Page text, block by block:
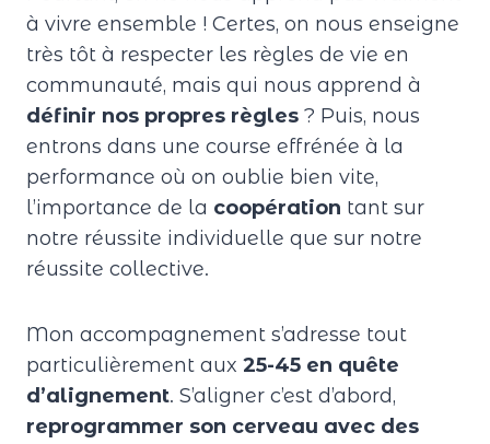
à vivre ensemble ! Certes, on nous enseigne
très tôt à respecter les règles de vie en
communauté, mais qui nous apprend à
définir nos propres règles ? Puis, nous
entrons dans une course effrénée à la
performance où on oublie bien vite,
l’importance de la coopération tant sur
notre réussite individuelle que sur notre
réussite collective.
Mon accompagnement s’adresse tout
particulièrement aux 25-45 en quête
d’alignement. S’aligner c’est d’abord,
reprogrammer son cerveau avec des